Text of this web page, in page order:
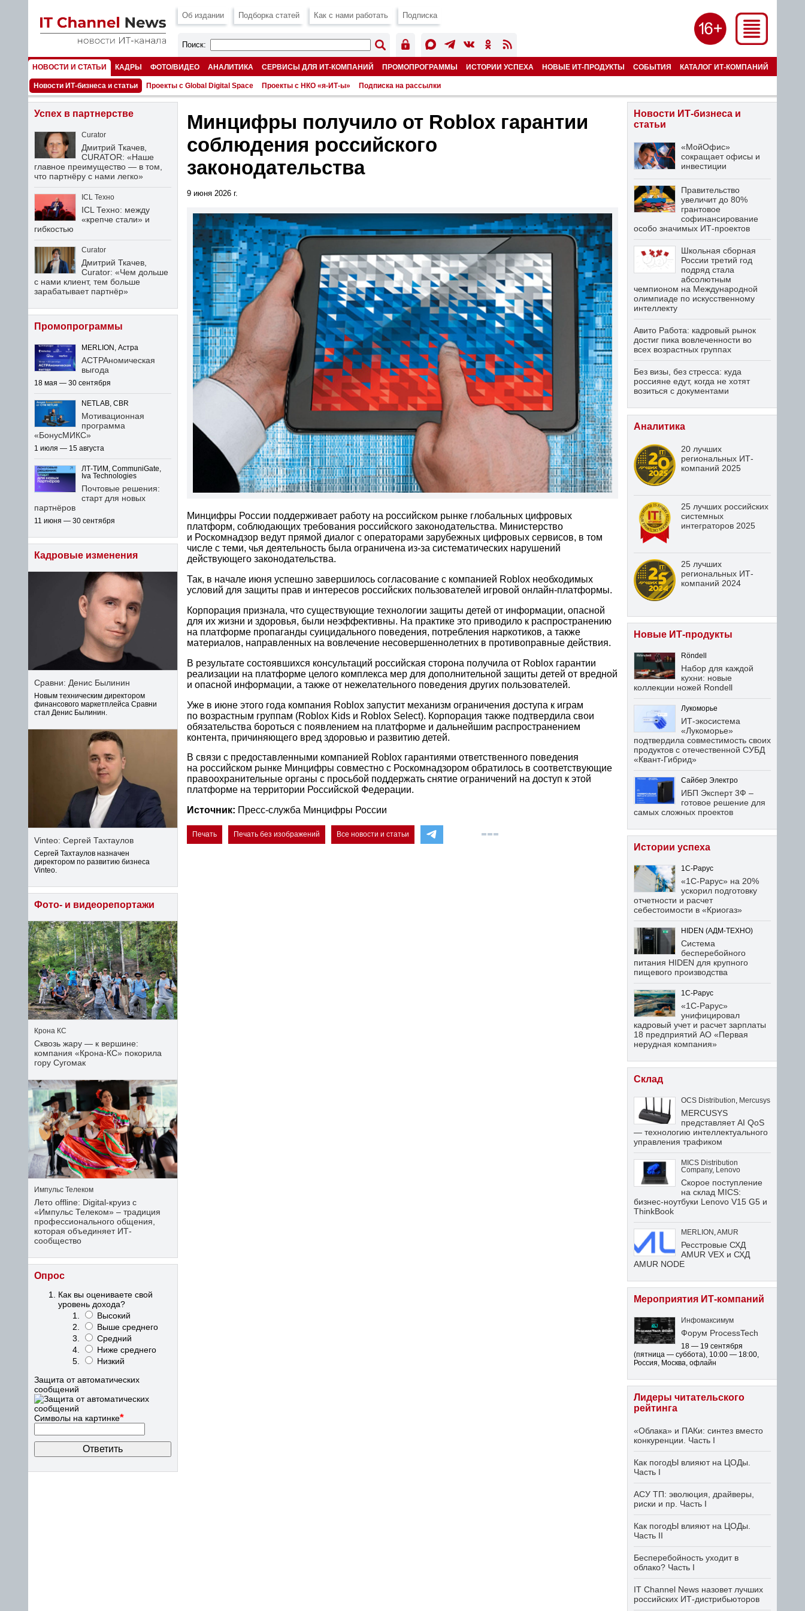
Об издании Подборка статей Как с нами работать Подписка
Поиск:
НОВОСТИ И СТАТЬИ КАДРЫ ФОТО/ВИДЕО АНАЛИТИКА СЕРВИСЫ ДЛЯ ИТ-КОМПАНИЙ ПРОМОПРОГРАММЫ ИСТОРИИ УСПЕХА НОВЫЕ ИТ-ПРОДУКТЫ СОБЫТИЯ КАТАЛОГ ИТ-КОМПАНИЙ
НОМЕРА
Новости ИТ-бизнеса и статьи Проекты с Global Digital Space Проекты с НКО «я-ИТ-ы» Подписка на рассылки
Минцифры получило от Roblox гарантии
соблюдения российского
законодательства
9 июня 2026 г.
Минцифры России поддерживает работу на российском рынке глобальных цифровых
платформ, соблюдающих требования российского законодательства. Министерство
и Роскомнадзор ведут прямой диалог с операторами зарубежных цифровых сервисов, в том
числе с теми, чья деятельность была ограничена из-за систематических нарушений
действующего законодательства.
Так, в начале июня успешно завершилось согласование с компанией Roblox необходимых
условий для защиты прав и интересов российских пользователей игровой онлайн-платформы.
Корпорация признала, что существующие технологии защиты детей от информации, опасной
для их жизни и здоровья, были неэффективны. На практике это приводило к распространению
на платформе пропаганды суицидального поведения, потребления наркотиков, а также
материалов, направленных на вовлечение несовершеннолетних в противоправные действия.
В результате состоявшихся консультаций российская сторона получила от Roblox гарантии
реализации на платформе целого комплекса мер для дополнительной защиты детей от вредной
и опасной информации, а также от нежелательного поведения других пользователей.
Уже в июне этого года компания Roblox запустит механизм ограничения доступа к играм
по возрастным группам (Roblox Kids и Roblox Select). Корпорация также подтвердила свои
обязательства бороться с появлением на платформе и дальнейшим распространением
контента, причиняющего вред здоровью и развитию детей.
В связи с предоставленными компанией Roblox гарантиями ответственного поведения
на российском рынке Минцифры совместно с Роскомнадзором обратилось в соответствующие
правоохранительные органы с просьбой поддержать снятие ограничений на доступ к этой
платформе на территории Российской Федерации.
Источник: Пресс-служба Минцифры России
Печать Печать без изображений Все новости и статьи
Успех в партнерстве
Curator
Дмитрий Ткачев,
CURATOR: «Наше
главное преимущество — в том,
что партнёру с нами легко»
ICL Техно
ICL Техно: между
«крепче стали» и
гибкостью
Curator
Дмитрий Ткачев,
Curator: «Чем дольше
с нами клиент, тем больше
зарабатывает партнёр»
Промопрограммы
MERLION, Астра
АСТРАномическая
выгода
18 мая — 30 сентября
NETLAB, CBR
Мотивационная
программа
«БонусМИКС»
1 июля — 15 августа
ЛТ-ТИМ, CommuniGate,
Iva Technologies
Почтовые решения:
старт для новых
партнёров
11 июня — 30 сентября
Кадровые изменения
Сравни: Денис Былинин
Новым техническим директором
финансового маркетплейса Сравни
стал Денис Былинин.
Vinteo: Сергей Тахтаулов
Сергей Тахтаулов назначен
директором по развитию бизнеса
Vinteo.
Фото- и видеорепортажи
Крона КС
Сквозь жару — к вершине:
компания «Крона‑КС» покорила
гору Сугомак
Импульс Телеком
Лето offline: Digital-круиз с
«Импульс Телеком» – традиция
профессионального общения,
которая объединяет ИТ-
сообщество
Опрос
Как вы оцениваете свой
уровень дохода?
Высокий
Выше среднего
Средний
Ниже среднего
Низкий
Защита от автоматических
сообщений
Символы на картинке*
Новости ИТ-бизнеса и
статьи
«МойОфис»
сокращает офисы и
инвестиции
Правительство
увеличит до 80%
грантовое
софинансирование
особо значимых ИТ-проектов
Школьная сборная
России третий год
подряд стала
абсолютным
чемпионом на Международной
олимпиаде по искусственному
интеллекту
Авито Работа: кадровый рынок
достиг пика вовлеченности во
всех возрастных группах
Без визы, без стресса: куда
россияне едут, когда не хотят
возиться с документами
Аналитика
20 лучших
региональных ИТ-
компаний 2025
25 лучших российских
системных
интеграторов 2025
25 лучших
региональных ИТ-
компаний 2024
Новые ИТ-продукты
Röndell
Набор для каждой
кухни: новые
коллекции ножей Rondell
Лукоморье
ИТ-экосистема
«Лукоморье»
подтвердила совместимость своих
продуктов с отечественной СУБД
«Квант-Гибрид»
Сайбер Электро
ИБП Эксперт 3Ф –
готовое решение для
самых сложных проектов
Истории успеха
1С-Рарус
«1С-Рарус» на 20%
ускорил подготовку
отчетности и расчет
себестоимости в «Криогаз»
HIDEN (АДМ-ТЕХНО)
Система
бесперебойного
питания HIDEN для крупного
пищевого производства
1С-Рарус
«1С-Рарус»
унифицировал
кадровый учет и расчет зарплаты
18 предприятий АО «Первая
нерудная компания»
Склад
OCS Distribution Mercusys
MERCUSYS
представляет AI QoS
— технологию интеллектуального
управления трафиком
MICS Distribution
Company, Lenovo
Скорое поступление
на склад MICS:
бизнес-ноутбуки Lenovo V15 G5 и
ThinkBook
MERLION AMUR
Ресстровые СХД
AMUR VEX и СХД
AMUR NODE
Мероприятия ИТ-компаний
Инфомаксимум
Форум ProcessTech
18 — 19 сентября
(пятница — суббота), 10:00 — 18:00,
Россия, Москва, офлайн
Лидеры читательского
рейтинга
«Облака» и ПАКи: синтез вместо
конкуренции. Часть I
Как погодЫ влияют на ЦОДы.
Часть I
АСУ ТП: эволюция, драйверы,
риски и пр. Часть I
Как погодЫ влияют на ЦОДы.
Часть II
Бесперебойность уходит в
облако? Часть I
IT Channel News назовет лучших
российских ИТ-дистрибьюторов